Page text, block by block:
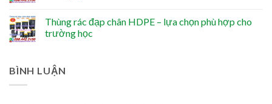
Thùng rác đạp chân HDPE – lựa chọn phù hợp cho
trường học
BÌNH LUẬN